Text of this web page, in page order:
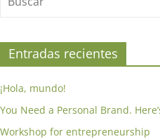
Entradas recientes
¡Hola, mundo!
You Need a Personal Brand.
Workshop for entrepreneurship